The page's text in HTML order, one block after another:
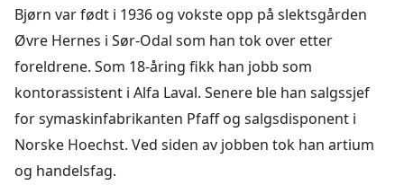
Bjørn var født i 1936 og vokste opp på slektsgården
Øvre Hernes i Sør-Odal som han tok over etter
foreldrene. Som 18-åring fikk han jobb som
kontorassistent i Alfa Laval. Senere ble han salgssjef
for symaskinfabrikanten Pfaff og salgsdisponent i
Norske Hoechst. Ved siden av jobben tok han artium
og handelsfag.